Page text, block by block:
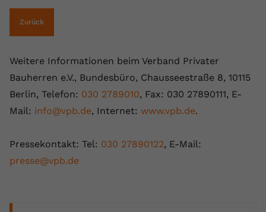
Zurück
Weitere Informationen beim Verband Privater
Bauherren e.V., Bundesbüro, Chausseestraße 8, 10115
Berlin, Telefon: 030 2789010, Fax: 030 27890111, E-
Mail: info@vpb.de, Internet: www.vpb.de.
Pressekontakt: Tel: 030 27890122, E-Mail:
presse@vpb.de